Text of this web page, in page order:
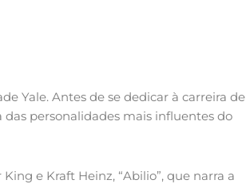
Yale. Antes de se dedicar à carreira de
das personalidades mais influentes do
e Kraft Heinz, “Abilio”, que narra a